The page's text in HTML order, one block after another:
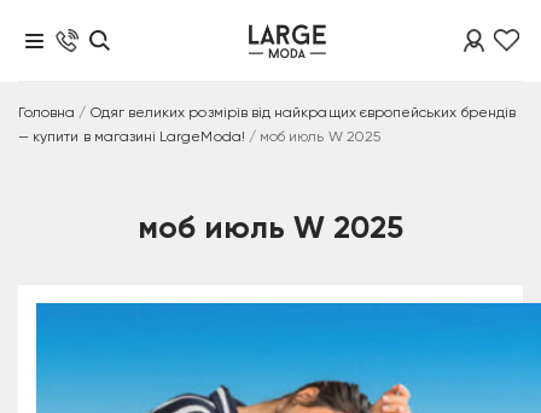
Головна / Одяг великих розмірів від найкращих європейських брендів
— купити в магазині LargeModa! / моб июль W 2025
моб июль W 2025